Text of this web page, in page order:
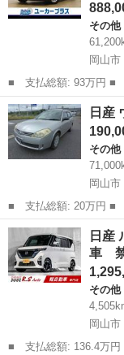
その他
岡山市
■ 支払総額: 93万円 ■ 車両本体価格： 888,000 円 ■ メーカー
名： 日産 ■ 車種名
７型ナビ Ｂカメラ
ｌｕｅｔｏｏｔｈ...
岡山 岡山市 そ
日産
その他
岡山市
■ 支払総額: 20万円 ■ 車両本体価格： 190,000 円 ■ メーカー
名： 日産 ■ 車種名
排気量： 1500cc ■
岡山 岡山市 そ
日産
車
その他
岡山市
■ 支払総額: 136.4万円 ■ 車両本体価格： 1,295,000 円 ■ メーカ